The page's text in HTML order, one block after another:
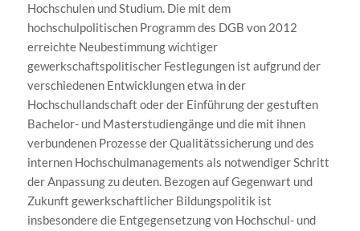
Hochschulen und Studium. Die mit dem
hochschulpolitischen Programm des DGB von 2012
erreichte Neubestimmung wichtiger
gewerkschaftspolitischer Festlegungen ist aufgrund der
verschiedenen Entwicklungen etwa in der
Hochschullandschaft oder der Einführung der gestuften
Bachelor- und Masterstudiengänge und die mit ihnen
verbundenen Prozesse der Qualitätssicherung und des
internen Hochschulmanagements als notwendiger Schritt
der Anpassung zu deuten. Bezogen auf Gegenwart und
Zukunft gewerkschaftlicher Bildungspolitik ist
insbesondere die Entgegensetzung von Hochschul- und